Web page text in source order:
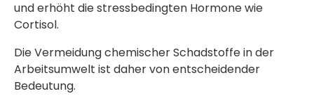
und erhöht die stressbedingten Hormone wie
Cortisol.
Die Vermeidung chemischer Schadstoffe in der
Arbeitsumwelt ist daher von entscheidender
Bedeutung.